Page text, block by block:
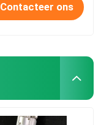
Contacteer ons